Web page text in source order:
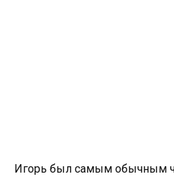
Игорь был самым обычным